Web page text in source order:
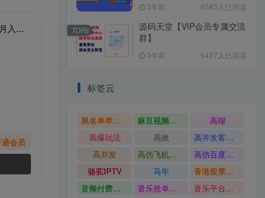
（6257期）【暑假必做】每天花两小时，通过拉新、卖游戏账号，如何躺着月入过万？
会员
3年前 6583人已阅读
源码天堂【VIP会员专属交流
群】
3年前 6427人已阅读
TOP6
标签云
黑名单举报系统源码 麻豆视频源码
高端
高爆玩法
高效
高并发客服系统
高并发
高仿飞机源码
高仿百度网盘UI
骆驼IPTV
马年
香港股票系统源码
音频付费订阅系统
音乐抢单系统
音乐平台源码